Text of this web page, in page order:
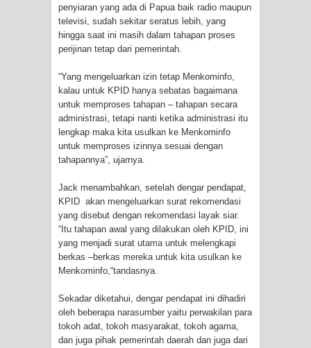
Polres Jayapura Terima Laporan
Hilangnya Agustina Ester Bonsapia
Marthen Medlama Sebut Pemprov
Papua Siapkan 1000 Kuota Beasiswa
Mace
BRI Region 18 Jayapura Salurkan
Bantuan CSR untuk RS Bhayangkara
Polda Papua pada Peringatan Hari
Bhayangkara ke-80
Frontier into National Food Belt with
Mechanized Rice Expansion
penyiaran yang ada di Papua baik radio maupun
televisi, sudah sekitar seratus lebih, yang
hingga saat ini masih dalam tahapan proses
perijinan tetap dari pemerintah.
“Yang mengeluarkan izin tetap Menkominfo,
kalau untuk KPID hanya sebatas bagaimana
untuk memproses tahapan – tahapan secara
administrasi, tetapi nanti ketika administrasi itu
lengkap maka kita usulkan ke Menkominfo
untuk memproses izinnya sesuai dengan
tahapannya”, ujarnya.
Jack menambahkan, setelah dengar pendapat,
KPID akan mengeluarkan surat rekomendasi
yang disebut dengan rekomendasi layak siar.
“Itu tahapan awal yang dilakukan oleh KPID, ini
yang menjadi surat utama untuk melengkapi
berkas –berkas mereka untuk kita usulkan ke
Menkominfo,“tandasnya.
Sekadar diketahui, dengar pendapat ini dihadiri
oleh beberapa narasumber yaitu perwakilan para
tokoh adat, tokoh masyarakat, tokoh agama,
dan juga pihak pemerintah daerah dan juga dari